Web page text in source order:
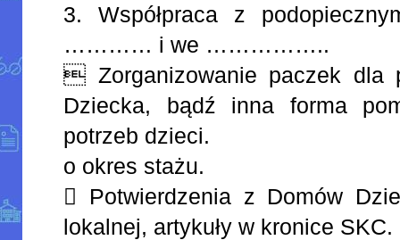
3. Współpraca z
………… i we ……………..
 Zorganizowanie paczek dla
Dziecka, bądź inna forma
potrzeb dzieci.
o okres stażu.
 Potwierdzenia z Domów
lokalnej, artykuły w kronice SKC.